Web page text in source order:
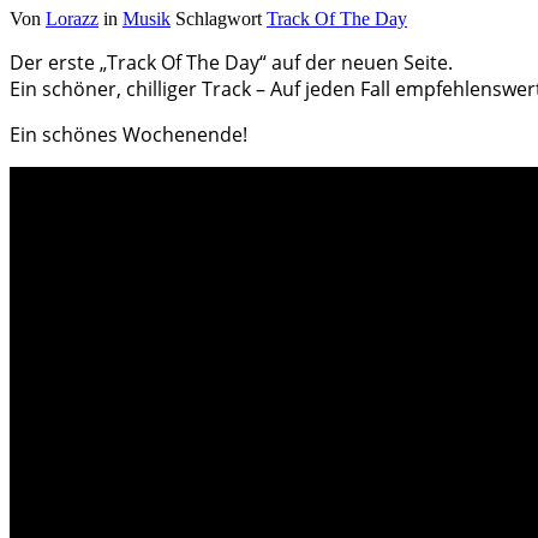
Von Lorazz in Musik Schlagwort Track Of The Day
Der erste „Track Of The Day“ auf der neuen Seite.
Ein schöner, chilliger Track – Auf jeden Fall
Ein schönes Wochenende!